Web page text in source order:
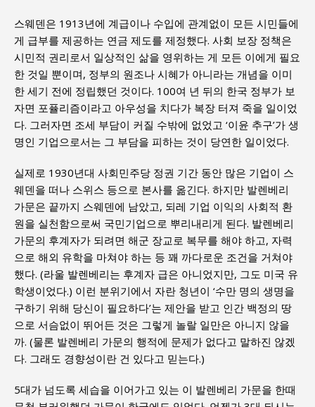
스웨덴은 1913년에 계급이나 수입에 관계없이 모든 시민들에
게 급부를 제공하는 연금 제도를 제정했다. 사회 보장 정책은
시민적 권리로서 일상적인 삶을 영위하는 게 모든 이에게 필요
한 것일 뿐이며, 정부의 원조나 시혜가 아니라는 개념을 이미
한 세기 전에 정립했던 것이다. 100여 년 뒤의 한국 정부가 보
자면 포퓰리즘이라고 아우성을 치다가 복장 터져 죽을 일이었
다. 그러자면 조세 부담이 커질 수밖에 없었고 ‘이윤 추구’가 생
명인 기업으로서는 그 부담을 피하는 것이 당연한 일이었다.
실제로 1930년대 사회민주당 정권 기간 동안 많은 기업이 스
웨덴을 떠나 스위스 등으로 본사를 옮긴다. 하지만 발렌베리
가문은 끝까지 스웨덴에 남았고, 되레 기업 이익의 사회적 환
원을 실천함으로써 국민기업으로 뿌리내리게 된다. 발렌베리
가문의 후계자가 되려면 해군 장교로 복무를 해야 하고, 자력
으로 해외 유학을 마쳐야 하는 등 꽤 까다로운 조건을 거쳐야
했다. (라울 발렌베리는 후계자 급은 아니었지만, 그도 미국 유
학생이었다.) 이런 분위기에서 자란 청년이 ‘수만 명의 생명을
구하기 위해 당신이 필요하다’는 제안을 받고 인간 백정의 땅
으로 서슴없이 뛰어든 것은 그렇게 놀랄 일만은 아니지 않을
까. (물론 발렌베리 가문의 행적에 문제가 없다고 말하진 않겠
다. 그래도 경향성이란 건 있다고 믿는다.)
5대가 넘도록 세습을 이어가고 있는 이 발렌베리 가문을 한때